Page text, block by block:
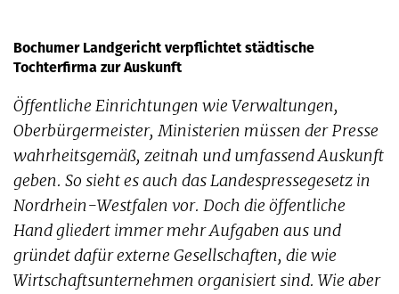
Bochumer Landgericht verpflichtet städtische
Tochterfirma zur Auskunft
Öffentliche Einrichtungen wie Verwaltungen,
Oberbürgermeister, Ministerien müssen der Presse
wahrheitsgemäß, zeitnah und umfassend Auskunft
geben. So sieht es auch das Landespressegesetz in
Nordrhein-Westfalen vor. Doch die öffentliche
Hand gliedert immer mehr Aufgaben aus und
gründet dafür externe Gesellschaften, die wie
Wirtschaftsunternehmen organisiert sind. Wie aber